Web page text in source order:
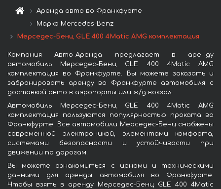
Аренда авто во Франкфурте
Марка Mercedes-Benz
Мерседес-Бенц GLE 400 4Matic AMG комплектация
Компания Авто-Аренда предлагает в аренду
автомобиль Мерседес-Бенц GLE 400 4Matic AMG
комплектация во Франкфурте. Вы можете заказать и
забронировать аренду во Франкфурте автомобиля с
доставкой авто в аэропорты или ж/д вокзал.
Автомобиль Мерседес-Бенц GLE 400 4Matic AMG
комплектация пользуются популярностью проката во
Франкфурте. Все автомобили Мерседес-Бенц снабжены
современной электроникой, элементами комфорта,
системами безопасности и устойчивости при
движении по дорогам.
Вы можете ознакомиться с ценами и техническими
данными для аренды автомобиля во Франкфурте.
Чтобы взять в аренду Мерседес-Бенц GLE 400 4Matic